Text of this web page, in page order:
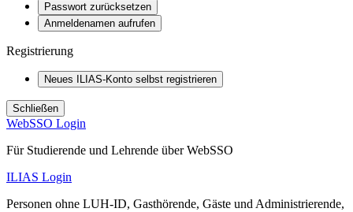
Passwort zurücksetzen
Anmeldenamen aufrufen
Registrierung
Neues ILIAS-Konto selbst registrieren
Schließen
WebSSO Login
Für Studierende und Lehrende über WebSSO
ILIAS Login
Personen ohne LUH-ID, Gasthörende, Gäste und Administrierende,